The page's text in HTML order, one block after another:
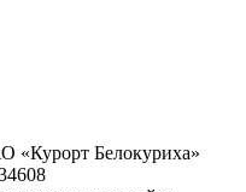
«Курорт Белокуриха»